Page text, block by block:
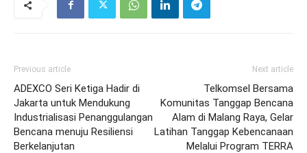
Previous article
ADEXCO Seri Ketiga Hadir di
Jakarta untuk Mendukung
Industrialisasi Penanggulangan
Bencana menuju Resiliensi
Berkelanjutan
Next article
Telkomsel Bersama
Komunitas Tanggap Bencana
Alam di Malang Raya, Gelar
Latihan Tanggap Kebencanaan
Melalui Program TERRA